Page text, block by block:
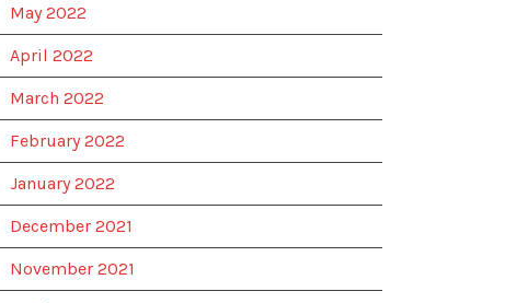
May 2022
April 2022
March 2022
February 2022
January 2022
December 2021
November 2021